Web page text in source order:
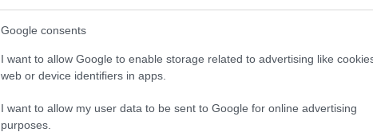
Google consents
I want to allow Google to enable storage related to advertising like
web or device identifiers in apps.
I want to allow my user data to be sent to Google for online advertising
purposes.